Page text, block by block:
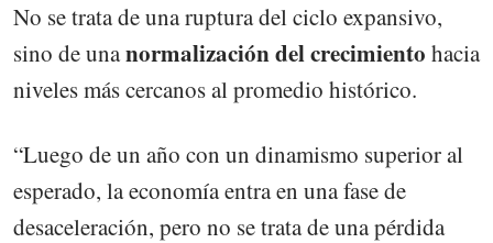
No se trata de una ruptura del ciclo expansivo,
sino de unanormalización del crecimiento hacia
niveles más cercanos al promedio histórico.
“Luego de un año con un dinamismo superior al
esperado, la economía entra en una fase de
desaceleración, pero no se trata de una pérdida